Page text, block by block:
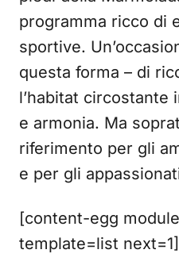
programma ricco di
sportive.
questa forma – di
l’habitat circostante
e armonia. Ma
riferimento per gli
e per gli
[content-egg
template=list next=1]